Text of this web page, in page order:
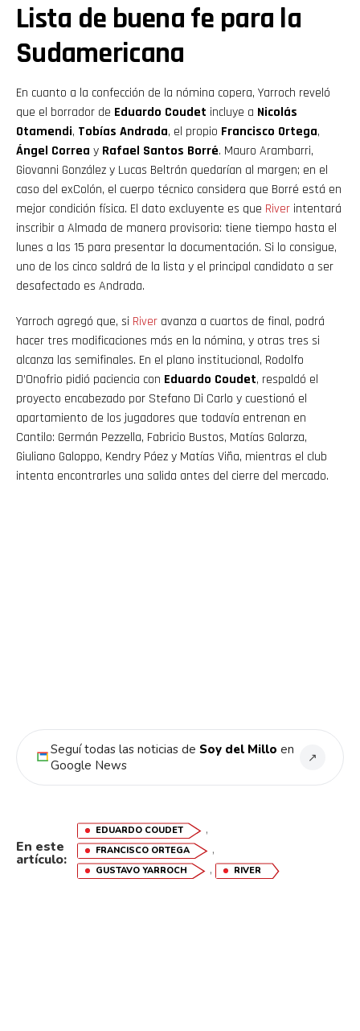
Lista de buena fe para la
Sudamericana
En cuanto a la confección de la nómina copera, Yarroch reveló
que el borrador de Eduardo Coudet incluye a Nicolás
Otamendi, Tobías Andrada, el propio Francisco Ortega,
Ángel Correa y Rafael Santos Borré. Mauro Arambarri,
Giovanni González y Lucas Beltrán quedarían al margen; en el
caso del exColón, el cuerpo técnico considera que Borré está en
mejor condición física. El dato excluyente es que River intentará
inscribir a Almada de manera provisoria: tiene tiempo hasta el
lunes a las 15 para presentar la documentación. Si lo consigue,
uno de los cinco saldrá de la lista y el principal candidato a ser
desafectado es Andrada.
Yarroch agregó que, si River avanza a cuartos de final, podrá
hacer tres modificaciones más en la nómina, y otras tres si
alcanza las semifinales. En el plano institucional, Rodolfo
D’Onofrio pidió paciencia con Eduardo Coudet, respaldó el
proyecto encabezado por Stefano Di Carlo y cuestionó el
apartamiento de los jugadores que todavía entrenan en
Cantilo: Germán Pezzella, Fabricio Bustos, Matías Galarza,
Giuliano Galoppo, Kendry Páez y Matías Viña, mientras el club
intenta encontrarles una salida antes del cierre del mercado.
Seguí todas las noticias de Soy del Millo en
Google News
↗
En este
artículo:
EDUARDO COUDET ,
FRANCISCO ORTEGA ,
GUSTAVO YARROCH , RIVER